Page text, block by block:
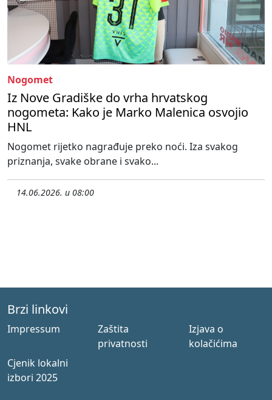
Nogomet
Iz Nove Gradiške do vrha hrvatskog
nogometa: Kako je Marko Malenica osvojio
HNL
Nogomet rijetko nagrađuje preko noći. Iza svakog
priznanja, svake obrane i svako...
14.06.2026. u 08:00
Brzi linkovi
Impressum
Zaštita
privatnosti
Izjava o
kolačićima
Cjenik lokalni
izbori 2025